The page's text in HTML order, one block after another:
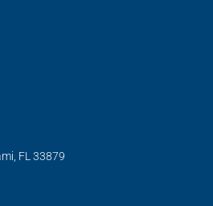
FL 33879